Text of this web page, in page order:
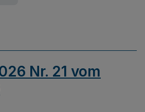
Nr. 21 vom